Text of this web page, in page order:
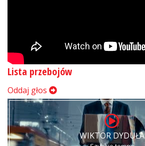
Lista przebojów
Oddaj głos
WIKTOR DYDUŁA